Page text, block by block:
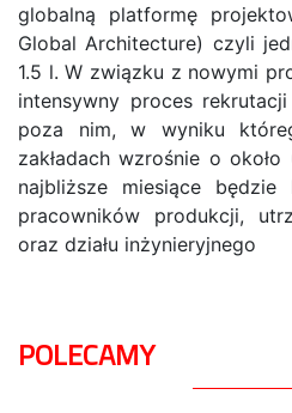
globalną platformę
Global Architecture) czyli
1.5 l. W związku z nowymi
intensywny proces
poza nim, w wyniku
zakładach wzrośnie o
najbliższe miesiące będzie
pracowników produkcji,
oraz działu inżynieryjnego
POLECAMY